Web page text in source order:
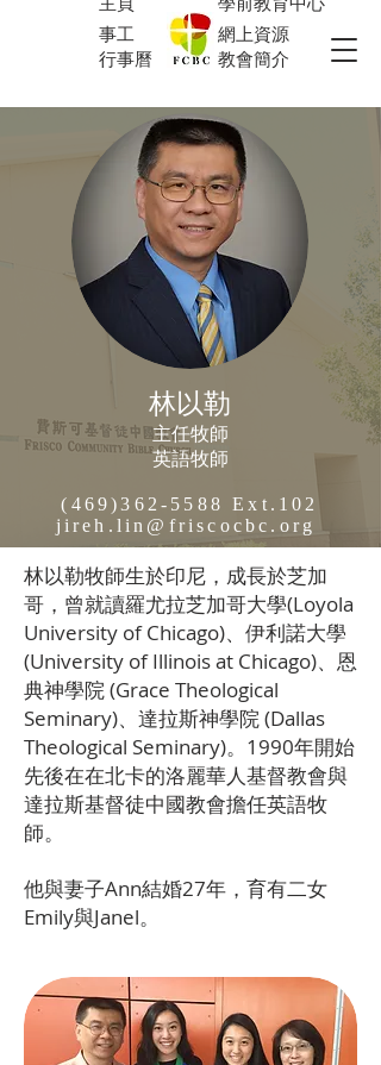
事工
行事曆
網上資源
教會簡介
林以勒
主任牧師
英語牧師
(469)362-5588 Ext.102
jireh.lin@friscocbc.org
林以勒牧師生於印尼，成長於芝加
哥，曾就讀羅尤拉芝加哥大學(Loyola
University of Chicago)、伊利諾大學
(University of Illinois at Chicago)、恩
典神學院 (Grace Theological
Seminary)、達拉斯神學院 (Dallas
Theological Seminary)。1990年開始
先後在在北卡的洛麗華人基督教會與
達拉斯基督徒中國教會擔任英語牧
師。
他與妻子Ann結婚27年，育有二女
Emily與Janel。